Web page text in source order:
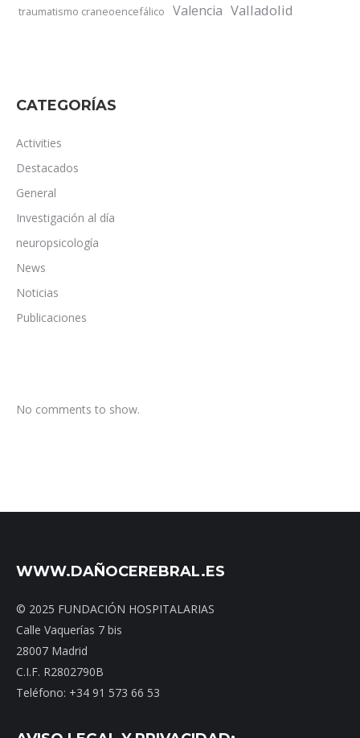
traumatismo craneoencefálico Valencia Valladolid
CATEGORÍAS
Activities
Destacados
General
Investigación al día
neuropsicología
News
Noticias
Publicaciones
No comments to show.
WWW.DAÑOCEREBRAL.ES
© 2025 FUNDACIÓN HOSPITALARIAS
Calle Vaquerías 7 bis
28007 Madrid
C.I.F. R2802790B
Teléfono: +34 91 573 66 53